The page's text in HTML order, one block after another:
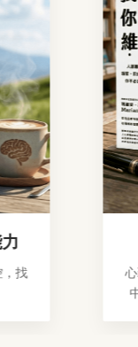
心理
中辨